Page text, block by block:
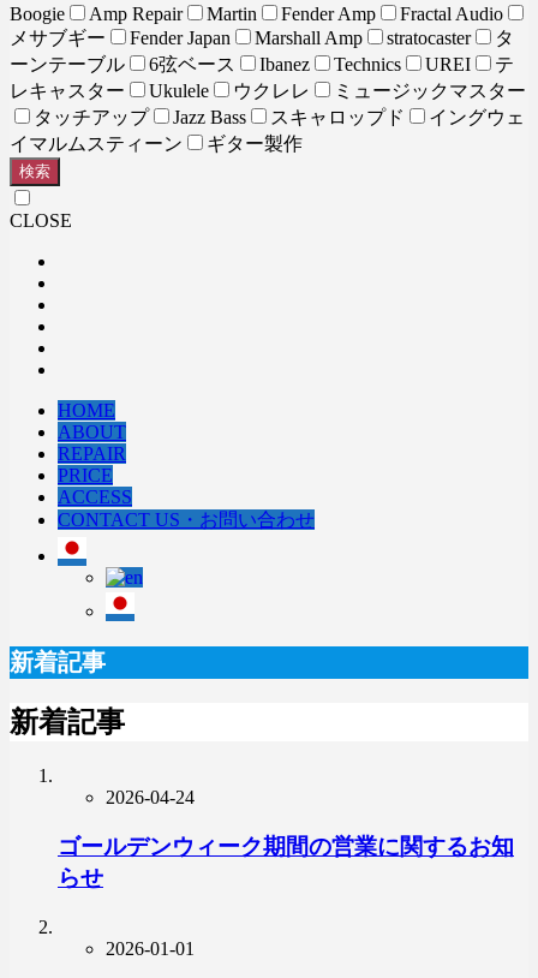
Boogie
Amp Repair Martin Fender Amp
Fractal Audio
メサブギー
Fender Japan Marshall Amp stratocaster
タ
ーンテーブル
6弦ベース Ibanez Technics UREI
テ
レキャスター
Ukulele ウクレレ
ミュージックマスター
タッチアップ
Jazz Bass スキャロップド
イングウェ
イマルムスティーン
ギター製作
検索
CLOSE
HOME
ABOUT
REPAIR
PRICE
ACCESS
CONTACT US・お問い合わせ
新着記事
新着記事
2026-04-24
ゴールデンウィーク期間の営業に関するお知
らせ
2026-01-01